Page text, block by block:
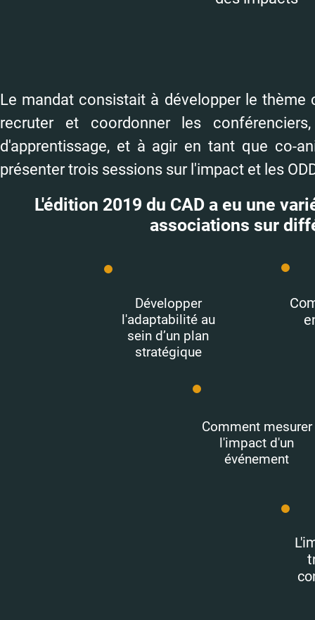
Le mandat consistait à développer le thème
recruter et coordonner les
d'apprentissage, et à agir en tant que co-
présenter trois sessions sur l'impact et les
L'édition 2019 du CAD a eu une
associations sur
Développer
l'adaptabilité au
sein d’un plan
stratégique
Comment mesurer
l'impact d'un
événement